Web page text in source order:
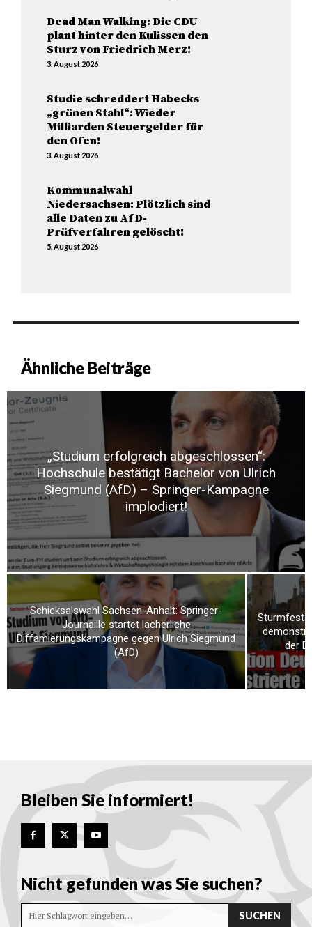
Dead Man Walking: Die CDU
plant hinter den Kulissen den
Sturz von Friedrich Merz!
3. August 2026
Studie schreddert Habecks
„grünen Stahl“: Wieder
Milliarden Steuergelder für
den Ofen!
3. August 2026
Kommunalwahl
Niedersachsen: Plötzlich sind
alle Daten zu AfD-
Prüfverfahren gelöscht!
5. August 2026
Ähnliche Beiträge
„Studium erfolgreich abgeschlossen“:
Hochschule bestätigt Bachelor von Ulrich
Siegmund (AfD) – Springer-Kampagne
implodiert!
Schicksalswahl Sachsen-Anhalt: Springer-
Journaille startet lächerliche
Diffamierungskampagne gegen Ulrich Siegmund
(AfD)
Sturmfest
der
Bleiben Sie informiert!
Nicht gefunden was Sie suchen?
Hier Schlagwort eingeben… SUCHEN